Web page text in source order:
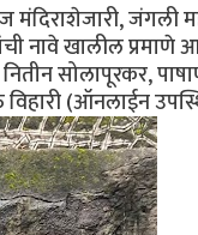
जंगली
खालील प्रमाणे
सोलापूरकर,
(ऑनलाईन